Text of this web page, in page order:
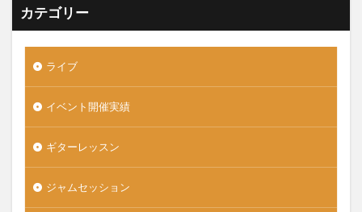
カテゴリー
ライブ
イベント開催実績
ギターレッスン
ジャムセッション